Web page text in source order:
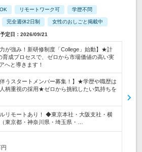
リモートワーク可 学歴不問
完全週休2日制 女性のおしごと掲載中
定日：2026/09/21
力が強み！新研修制度「College」始動】★計
育成プロセスで、ゼロから市場価値の高い実
へと導きます！
伴うスタートメンバー募集！】★学歴や職歴は
柄重視の採用★ゼロから挑戦したい気持ちを
リモートあり！ ◆東京本社・大阪支社・横
東京都・神奈川県・埼玉県・…